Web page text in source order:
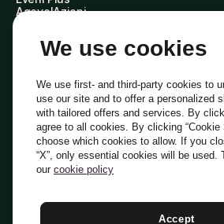
AgevolAzioni
Everli Shoppers
Scopri chi siamo
Domande frequenti
Lavora con noi
Diventa Shopper
Investitori
PrivacyCookiePreferenze
Termini e Condizioni
Italiano
We use cookies
We use first- and third-party cookies to
use our site and to offer a personalized
with tailored offers and services. By
agree to all cookies. By clicking “Cookie
choose which cookies to allow. If you
“X”, only essential cookies will be used.
our cookie policy
Accept